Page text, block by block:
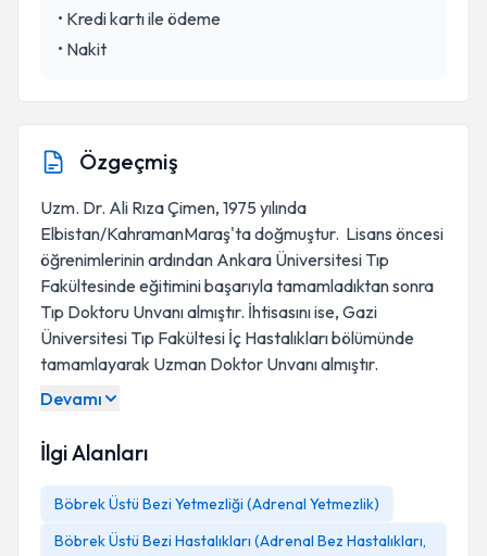
• Kredi kartı ile ödeme
• Nakit
Özgeçmiş
Uzm. Dr. Ali Rıza Çimen, 1975 yılında
Elbistan/KahramanMaraş'ta doğmuştur. Lisans öncesi
öğrenimlerinin ardından Ankara Üniversitesi Tıp
Fakültesinde eğitimini başarıyla tamamladıktan sonra
Tıp Doktoru Unvanı almıştır. İhtisasını ise, Gazi
Üniversitesi Tıp Fakültesi İç Hastalıkları bölümünde
tamamlayarak Uzman Doktor Unvanı almıştır.
Devamı
İlgi Alanları
Böbrek Üstü Bezi Yetmezliği (Adrenal Yetmezlik)
Böbrek Üstü Bezi Hastalıkları (Adrenal Bez Hastalıkları,